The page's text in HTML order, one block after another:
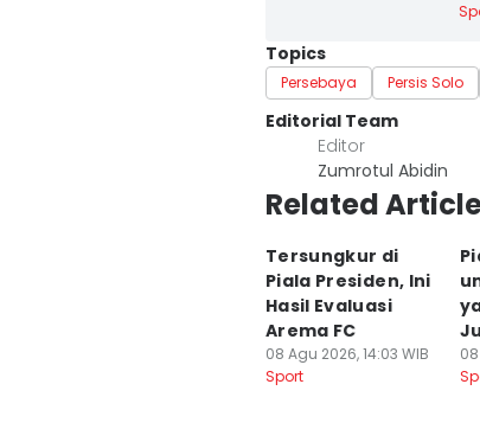
Topics
Persebaya Persis Solo
Editorial Team
Editor
Zumrotul Abidin
Related
Tersungkur di
Piala Presiden, Ini
Hasil Evaluasi
Arema FC
08 Agu 2026, 14:03 WIB
Sport